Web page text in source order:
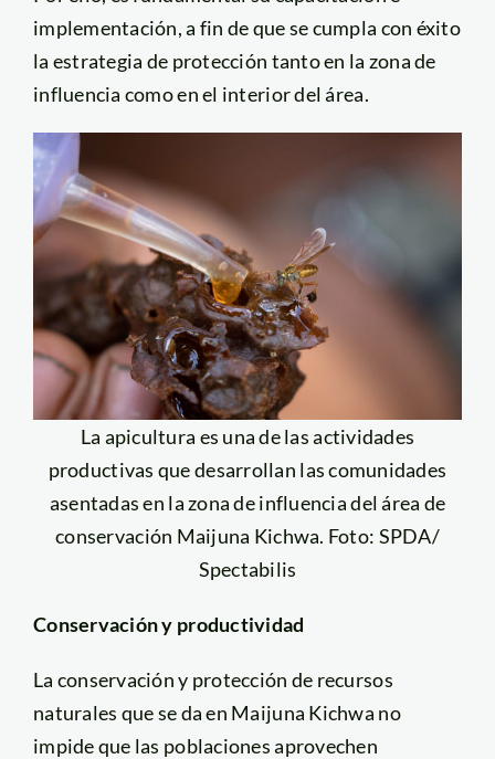
implementación, a fin de que se cumpla con éxito
la estrategia de protección tanto en la zona de
influencia como en el interior del área.
La apicultura es una de las actividades
productivas que desarrollan las comunidades
asentadas en la zona de influencia del área de
conservación Maijuna Kichwa. Foto: SPDA/
Spectabilis
Conservación y productividad
La conservación y protección de recursos
naturales que se da en Maijuna Kichwa no
impide que las poblaciones aprovechen